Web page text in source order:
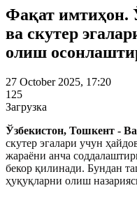
Фақат имтиҳон.
ва скутер
олиш
27 October 2025, 17:20
125
Загрузка
Ўзбекистон, Тошкент -
скутер эгалари учун
жараёни анча
бекор қилинади. Бундан
ҳуқуқларни олиш